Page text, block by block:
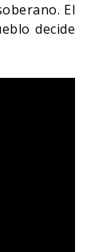
El
decide